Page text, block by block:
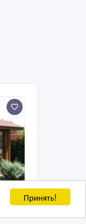
Принять!